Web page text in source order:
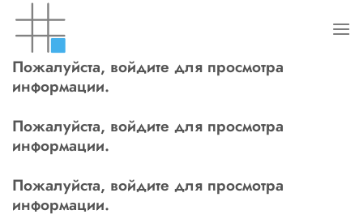
content
Пожалуйста, войдите для просмотра
информации.
Пожалуйста, войдите для просмотра
информации.
Пожалуйста, войдите для просмотра
информации.